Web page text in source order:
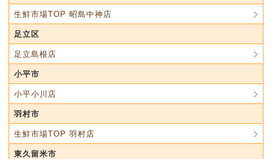
生鮮市場TOP 昭島中神店
足立区
足立島根店
小平市
小平小川店
羽村市
生鮮市場TOP 羽村店
東久留米市